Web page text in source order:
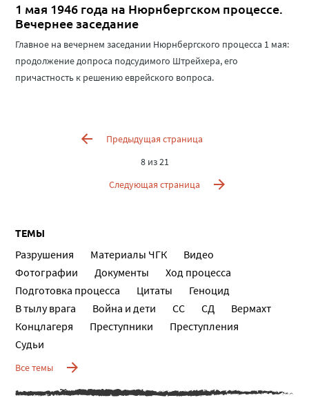
1 мая 1946 года на Нюрнбергском процессе.
Вечернее заседание
Главное на вечернем заседании Нюрнбергского процесса 1 мая:
продолжение допроса подсудимого Штрейхера, его
причастность к решению еврейского вопроса.
Предыдущая страница
8 из 21
Следующая страница
ТЕМЫ
Разрушения Материалы ЧГК
Видео
Фотографии
Документы
Ход процесса
Подготовка процесса
Цитаты
Геноцид
В тылу врага
Война и дети СС СД
Вермахт
Концлагеря
Преступники
Преступления
Судьи
Все темы